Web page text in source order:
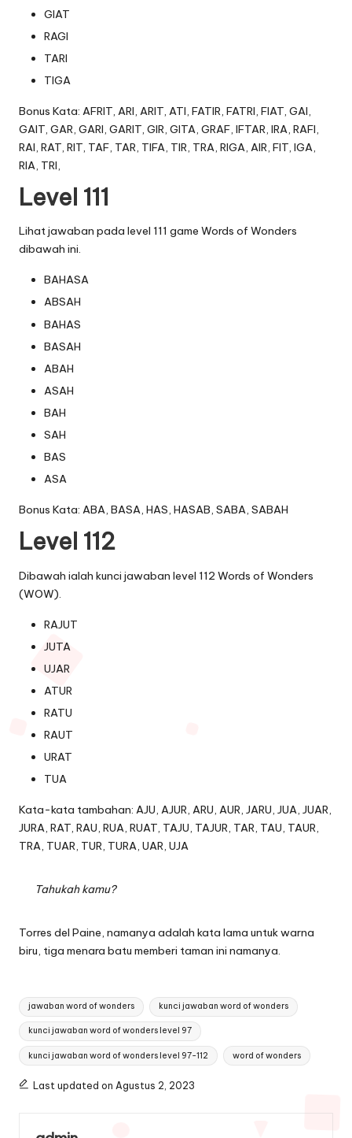
GIAT
RAGI
TARI
TIGA
Bonus Kata: AFRIT, ARI, ARIT, ATI, FATIR, FATRI, FIAT, GAI,
GAIT, GAR, GARI, GARIT, GIR, GITA, GRAF, IFTAR, IRA, RAFI,
RAI, RAT, RIT, TAF, TAR, TIFA, TIR, TRA, RIGA, AIR, FIT, IGA,
RIA, TRI,
Level 111
Lihat jawaban pada level 111 game Words of Wonders
dibawah ini.
BAHASA
ABSAH
BAHAS
BASAH
ABAH
ASAH
BAH
SAH
BAS
ASA
Bonus Kata: ABA, BASA, HAS, HASAB, SABA, SABAH
Level 112
Dibawah ialah kunci jawaban level 112 Words of Wonders
(WOW).
RAJUT
JUTA
UJAR
ATUR
RATU
RAUT
URAT
TUA
Kata-kata tambahan: AJU, AJUR, ARU, AUR, JARU, JUA, JUAR,
JURA, RAT, RAU, RUA, RUAT, TAJU, TAJUR, TAR, TAU, TAUR,
TRA, TUAR, TUR, TURA, UAR, UJA
Tahukah kamu?
Torres del Paine, namanya adalah kata lama untuk warna
biru, tiga menara batu memberi taman ini namanya.
Tags:
jawaban word of wonders kunci jawaban word of wonders
kunci jawaban word of wonders level 97
kunci jawaban word of wonders level 97-112 word of wonders
Last updated on Agustus 2, 2023